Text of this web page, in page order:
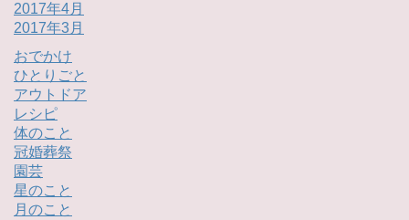
2017年4月
2017年3月
おでかけ
ひとりごと
アウトドア
レシピ
体のこと
冠婚葬祭
園芸
星のこと
月のこと